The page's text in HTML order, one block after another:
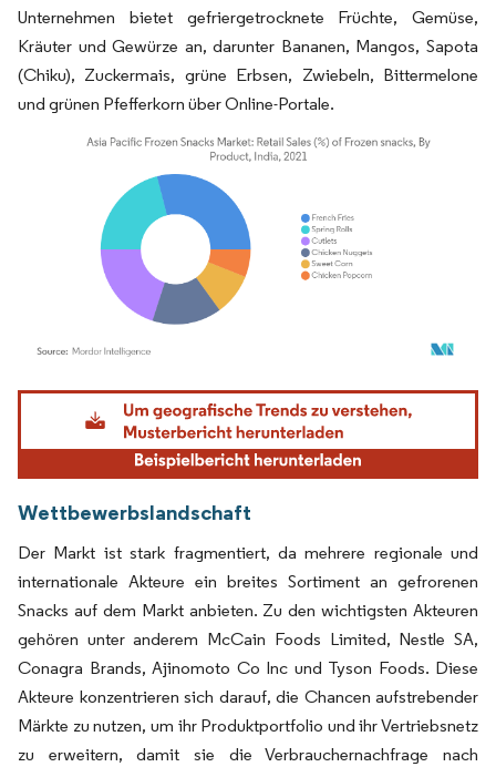
Unternehmen bietet gefriergetrocknete Früchte, Gemüse,
Kräuter und Gewürze an, darunter Bananen, Mangos, Sapota
(Chiku), Zuckermais, grüne Erbsen, Zwiebeln, Bittermelone
und grünen Pfefferkorn über Online-Portale.
Bild © Mordor Intelligence. Wiederverwendung erfordert Namensnennung gemäß
Wettbewerbslandschaft
Der Markt ist stark fragmentiert, da mehrere regionale und
internationale Akteure ein breites Sortiment an gefrorenen
Snacks auf dem Markt anbieten. Zu den wichtigsten Akteuren
gehören unter anderem McCain Foods Limited, Nestle SA,
Conagra Brands, Ajinomoto Co Inc und Tyson Foods. Diese
Akteure konzentrieren sich darauf, die Chancen aufstrebender
Märkte zu nutzen, um ihr Produktportfolio und ihr Vertriebsnetz
zu erweitern, damit sie die Verbrauchernachfrage nach